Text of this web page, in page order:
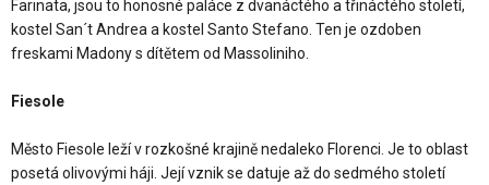
Farinata, jsou to honosné paláce z dvanáctého a třináctého století,
kostel San´t Andrea a kostel Santo Stefano. Ten je ozdoben
freskami Madony s dítětem od Massoliniho.
Fiesole
Město Fiesole leží v rozkošné krajině nedaleko Florenci. Je to oblast
posetá olivovými háji. Její vznik se datuje až do sedmého století